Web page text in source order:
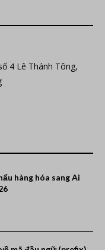
4 Lê Thánh Tông,
hàng hóa sang Ai